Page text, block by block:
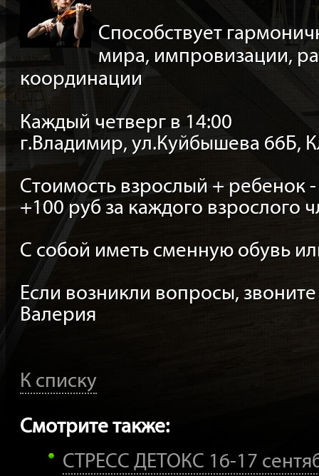
Способствует
мира, импровизации,
координации
Каждый четверг в 14:00
г.Владимир, ул.Куйбышева 66Б,
Стоимость взрослый + ребенок
+100 руб за каждого взрослого
С собой иметь сменную обувь
Если возникли вопросы,
Валерия
К списку
Смотрите также:
СТРЕСС ДЕТОКС 16-17